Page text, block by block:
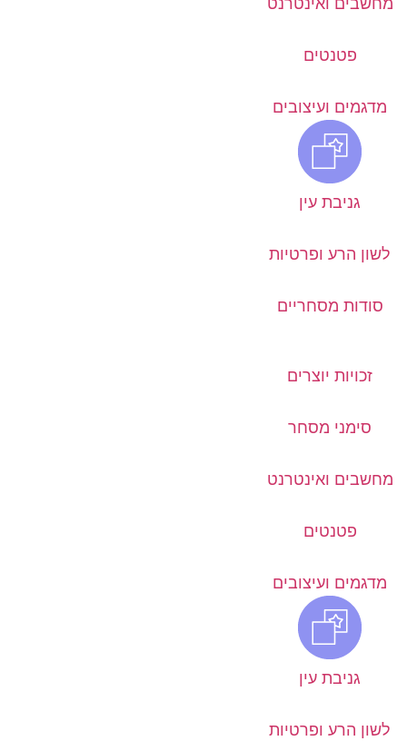
מחשבים ואינטרנט
פטנטים
מדגמים ועיצובים
גניבת עין
לשון הרע ופרטיות
סודות מסחריים
זכויות יוצרים
סימני מסחר
מחשבים ואינטרנט
פטנטים
מדגמים ועיצובים
גניבת עין
לשון הרע ופרטיות